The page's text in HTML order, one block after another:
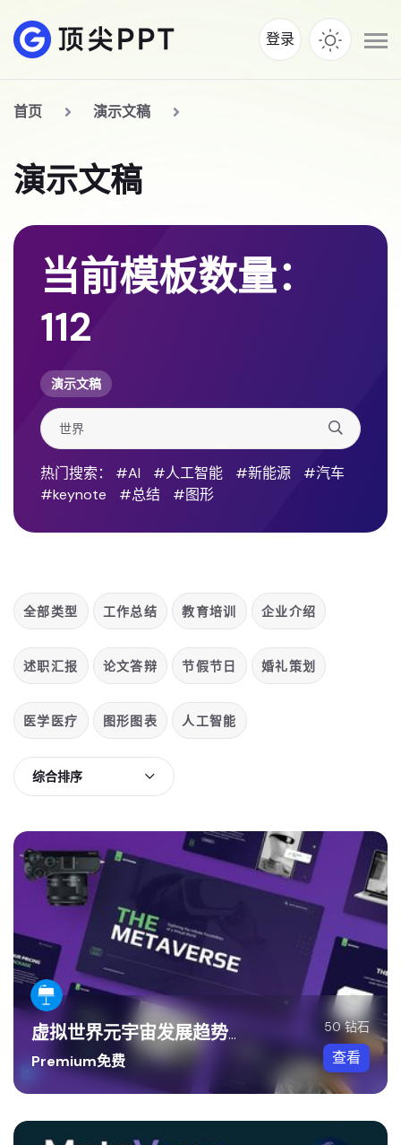
登录
首页 演示文稿
演示文稿
当前模板数量：
112
演示文稿
热门搜索： #AI #人工智能 #新能源
#汽车
#keynote
#总结 #图形
全部类型 工作总结 教育培训 企业介绍
述职汇报 论文答辩 节假节日 婚礼策划
医学医疗 图形图表 人工智能
综合排序
虚拟世界元宇宙发展趋势Keynote模板
Premium免费
50 钻石
查看